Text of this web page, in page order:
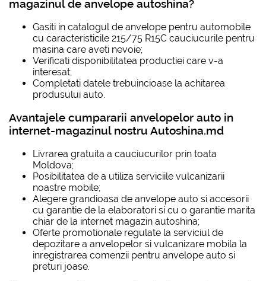
magazinul de anvelope autoshina?
Gasiti in catalogul de anvelope pentru automobile
cu caracteristicile 215/75 R15C cauciucurile pentru
masina care aveti nevoie;
Verificati disponibilitatea productiei care v-a
interesat;
Completati datele trebuincioase la achitarea
produsului auto.
Avantajele cumpararii anvelopelor auto in
internet-magazinul nostru Autoshina.md
Livrarea gratuita a cauciucurilor prin toata
Moldova;
Posibilitatea de a utiliza serviciile vulcanizarii
noastre mobile;
Alegere grandioasa de anvelope auto si accesorii
cu garantie de la elaboratori si cu o garantie marita
chiar de la internet magazin autoshina;
Oferte promotionale regulate la serviciul de
depozitare a anvelopelor si vulcanizare mobila la
inregistrarea comenzii pentru anvelope auto si
preturi joase.